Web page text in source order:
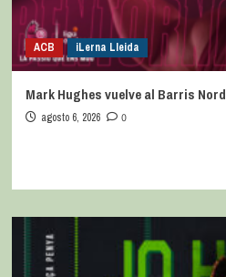
ACB iLerna Lleida
Mark Hughes vuelve al Barris Nord
agosto 6, 2026 0